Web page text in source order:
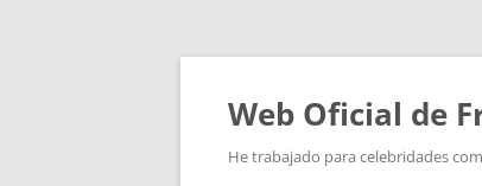
Saltar
contenido
Web Oficial de
He trabajado para celebridades